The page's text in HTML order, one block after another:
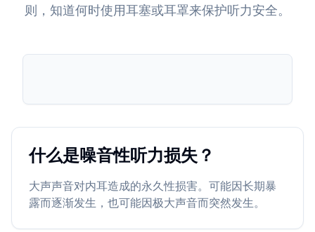
则，知道何时使用耳塞或耳罩来保护听力安全。
什么是噪音性听力损失？
大声声音对内耳造成的永久性损害。可能因长期暴
露而逐渐发生，也可能因极大声音而突然发生。